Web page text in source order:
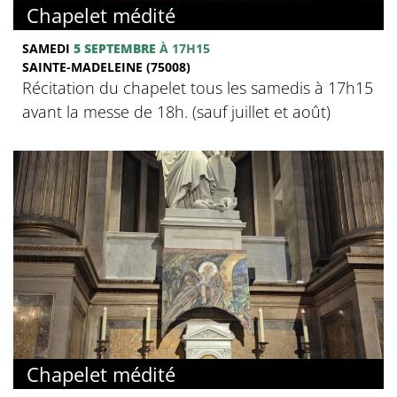
Chapelet médité
SAMEDI 5 SEPTEMBRE À 17H15
SAINTE-MADELEINE (75008)
Récitation du chapelet tous les samedis à 17h15
avant la messe de 18h. (sauf juillet et août)
Chapelet médité